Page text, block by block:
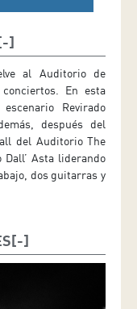
al Auditorio de
En esta
Revirado
después del
del Auditorio The
Asta liderando
dos guitarras y